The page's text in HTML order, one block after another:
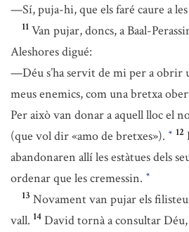
—Sí, puja-hi, que els faré caure a
11 Van pujar, doncs, a Baal-
Aleshores digué:
—Déu s’ha servit de mi per a obrir
meus enemics, com una bretxa
Per això van donar a aquell lloc el
(que vol dir «amo de bretxes»). * 12
abandonaren allí les estàtues dels
ordenar que les cremessin. *
13 Novament van pujar els
vall. 14 David tornà a consultar